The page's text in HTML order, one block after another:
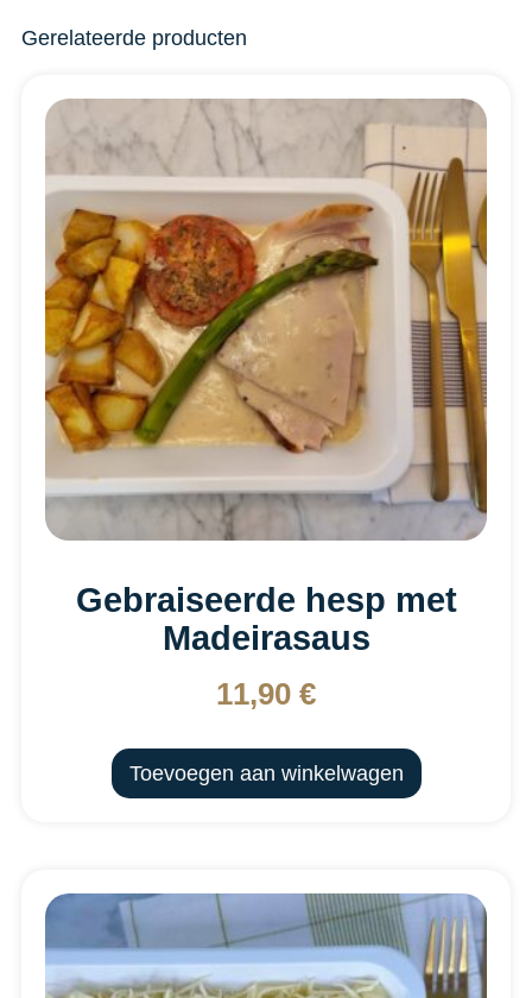
Gerelateerde producten
Gebraiseerde hesp met
Madeirasaus
11,90 €
Toevoegen aan winkelwagen